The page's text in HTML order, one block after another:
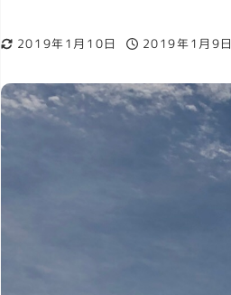
更新日
2019年1月10日
投稿日
2019年1月9日